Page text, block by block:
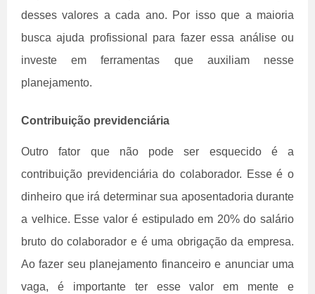
desses valores a cada ano. Por isso que a maioria
busca ajuda profissional para fazer essa análise ou
investe em ferramentas que auxiliam nesse
planejamento.
Contribuição previdenciária
Outro fator que não pode ser esquecido é a
contribuição previdenciária do colaborador. Esse é o
dinheiro que irá determinar sua aposentadoria durante
a velhice. Esse valor é estipulado em 20% do salário
bruto do colaborador e é uma obrigação da empresa.
Ao fazer seu planejamento financeiro e anunciar uma
vaga, é importante ter esse valor em mente e